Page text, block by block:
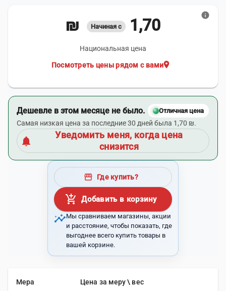
Начиная с 1,70 ₪
Национальная цена
location_on
Посмотреть цены рядом с вами
info
Дешевле в этом месяце не было. Отличная цена
Самая низкая цена за последние 30 дней была 1,70 ₪.
notifications
Уведомить меня, когда цена
снизится
storefront Где купить?
add_shopping_cart Добавить в корзину
insightsМы сравниваем магазины, акции
и расстояние, чтобы показать, где
выгоднее всего купить товары в
вашей корзине.
Мера Цена за меру \ вес